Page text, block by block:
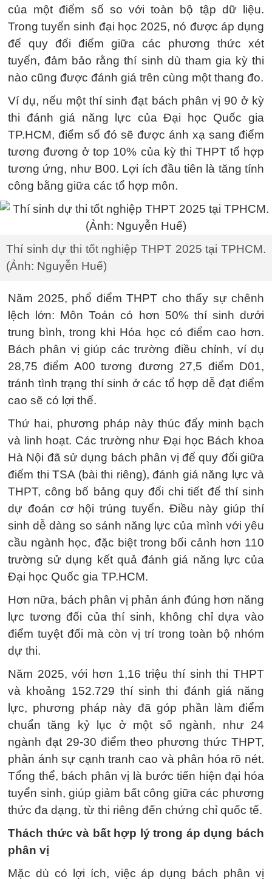
của một điểm số so với toàn bộ tập dữ liệu.
Trong tuyển sinh đại học 2025, nó được áp dụng
để quy đổi điểm giữa các phương thức xét
tuyển, đảm bảo rằng thí sinh dù tham gia kỳ thi
nào cũng được đánh giá trên cùng một thang đo.
Ví dụ, nếu một thí sinh đạt bách phân vị 90 ở kỳ
thi đánh giá năng lực của Đại học Quốc gia
TP.HCM, điểm số đó sẽ được ánh xạ sang điểm
tương đương ở top 10% của kỳ thi THPT tổ hợp
tương ứng, như B00. Lợi ích đầu tiên là tăng tính
công bằng giữa các tổ hợp môn.
Thí sinh dự thi tốt nghiệp THPT 2025 tại TPHCM.
(Ảnh: Nguyễn Huế)
Năm 2025, phổ điểm THPT cho thấy sự chênh
lệch lớn: Môn Toán có hơn 50% thí sinh dưới
trung bình, trong khi Hóa học có điểm cao hơn.
Bách phân vị giúp các trường điều chỉnh, ví dụ
28,75 điểm A00 tương đương 27,5 điểm D01,
tránh tình trạng thí sinh ở các tổ hợp dễ đạt điểm
cao sẽ có lợi thế.
Thứ hai, phương pháp này thúc đẩy minh bạch
và linh hoạt. Các trường như Đại học Bách khoa
Hà Nội đã sử dụng bách phân vị để quy đổi giữa
điểm thi TSA (bài thi riêng), đánh giá năng lực và
THPT, công bố bảng quy đổi chi tiết để thí sinh
dự đoán cơ hội trúng tuyển. Điều này giúp thí
sinh dễ dàng so sánh năng lực của mình với yêu
cầu ngành học, đặc biệt trong bối cảnh hơn 110
trường sử dụng kết quả đánh giá năng lực của
Đại học Quốc gia TP.HCM.
Hơn nữa, bách phân vị phản ánh đúng hơn năng
lực tương đối của thí sinh, không chỉ dựa vào
điểm tuyệt đối mà còn vị trí trong toàn bộ nhóm
dự thi.
Năm 2025, với hơn 1,16 triệu thí sinh thi THPT
và khoảng 152.729 thí sinh thi đánh giá năng
lực, phương pháp này đã góp phần làm điểm
chuẩn tăng kỷ lục ở một số ngành, như 24
ngành đạt 29-30 điểm theo phương thức THPT,
phản ánh sự cạnh tranh cao và phân hóa rõ nét.
Tổng thể, bách phân vị là bước tiến hiện đại hóa
tuyển sinh, giúp giảm bất công giữa các phương
thức đa dạng, từ thi riêng đến chứng chỉ quốc tế.
Thách thức và bất hợp lý trong áp dụng bách
phân vị
Mặc dù có lợi ích, việc áp dụng bách phân vị